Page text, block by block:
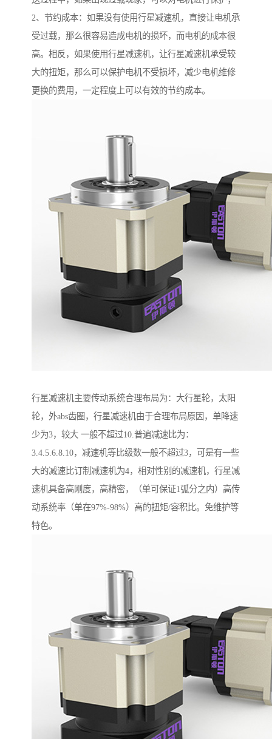
2、节约成本：如果没有使用行星减速机，直接让电机承
受过载，那么很容易造成电机的损坏，而电机的成本很
高。相反，如果使用行星减速机，让行星减速机承受较
大的扭矩，那么可以保护电机不受损坏，减少电机维修
更换的费用，一定程度上可以有效的节约成本。
行星减速机主要传动系统合理布局为：大行星轮，太阳
轮，外abs齿圈，行星减速机由于合理布局原因，单降速
少为3，较大 一般不超过10.普遍减速比为：
3.4.5.6.8.10，减速机等比级数一般不超过3，可是有一些
大的减速比订制减速机为4，相对性别的减速机，行星减
速机具备高刚度，高精密，（单可保证1弧分之内）高传
动系统率（单在97%-98%）高的扭矩/容积比。免维护等
特色。